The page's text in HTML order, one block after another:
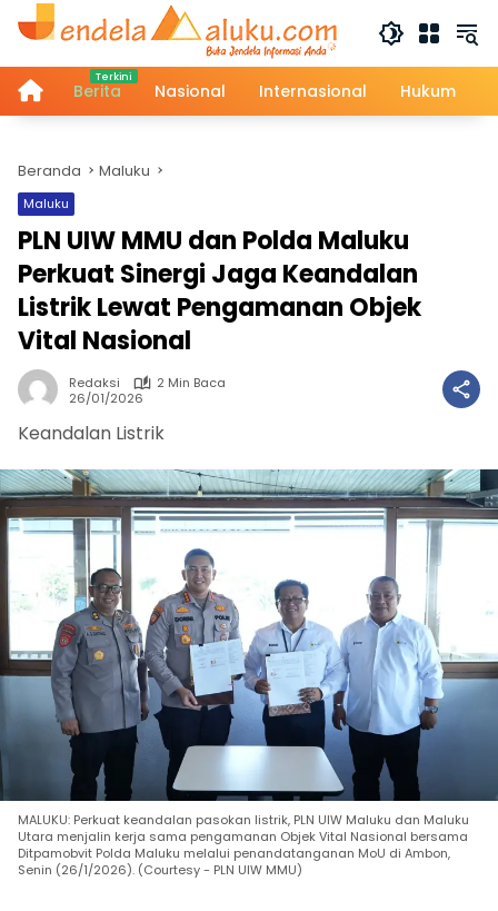
Langsung
HomeBerita Nasional Internasional Hukum
Beranda Maluku
Maluku
PLN UIW MMU dan Polda Maluku
Perkuat Sinergi Jaga Keandalan
Listrik Lewat Pengamanan Objek
Vital Nasional
Redaksi
2 Min Baca
26/01/2026
Keandalan Listrik
MALUKU: Perkuat keandalan pasokan listrik, PLN UIW Maluku dan Maluku
Utara menjalin kerja sama pengamanan Objek Vital Nasional bersama
Ditpamobvit Polda Maluku melalui penandatanganan MoU di Ambon,
Senin (26/1/2026). (Courtesy - PLN UIW MMU)